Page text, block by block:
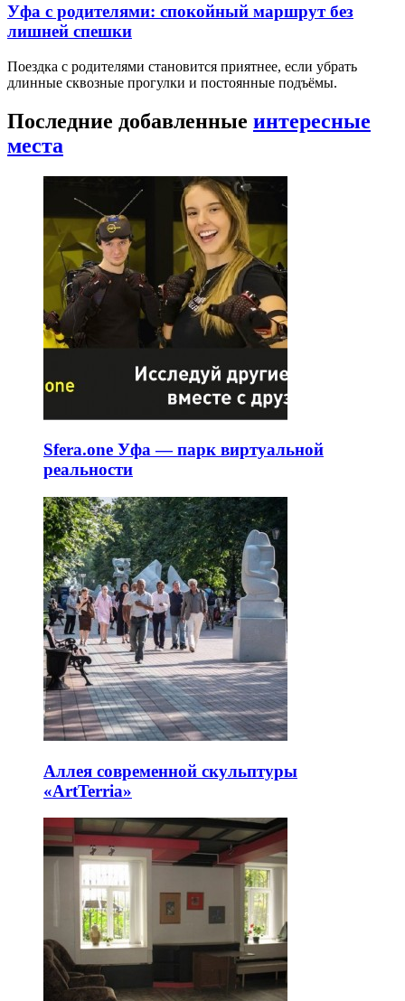
Уфа с родителями: спокойный маршрут без
лишней спешки
Поездка с родителями становится приятнее, если убрать
длинные сквозные прогулки и постоянные подъёмы.
Последние добавленные интересные
места
Sfera.one Уфа — парк виртуальной
реальности
Аллея современной скульптуры
«ArtTerria»